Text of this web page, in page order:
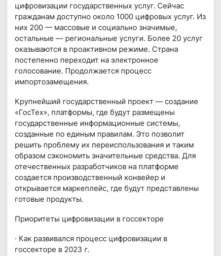
цифровизации государственных услуг. Сейчас
гражданам доступно около 1000 цифровых услуг. Из
них 200 — массовые и социально значимые,
остальные — региональные услуги. Более 20 услуг
оказываются в проактивном режиме. Страна
постепенно переходит на электронное
голосование. Продолжается процесс
импортозамещения.
Крупнейший государственный проект — создание
«ГосТех», платформы, где будут размещены
государственные информационные системы,
созданные по единым правилам. Это позволит
решить проблему их переиспользования и таким
образом сэкономить значительные средства. Для
отечественных разработчиков на платформе
создается производственный конвейер и
открывается маркеплейс, где будут представлены
готовые продукты.
Приоритеты цифровизации в госсекторе
· Как развивался процесс цифровизации в
госсекторе в 2023 г.